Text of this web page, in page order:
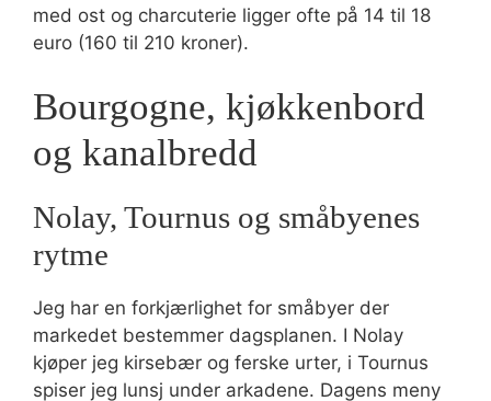
med ost og charcuterie ligger ofte på 14 til 18
euro (160 til 210 kroner).
Bourgogne, kjøkkenbord
og kanalbredd
Nolay, Tournus og småbyenes
rytme
Jeg har en forkjærlighet for småbyer der
markedet bestemmer dagsplanen. I Nolay
kjøper jeg kirsebær og ferske urter, i Tournus
spiser jeg lunsj under arkadene. Dagens meny